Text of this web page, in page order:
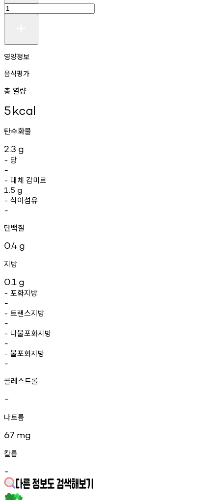
영양정보
음식평가
총 열량
5kcal
탄수화물
2.3 g
- 당
-
- 대체 감미료
1.5 g
- 식이섬유
-
단백질
0.4 g
지방
0.1 g
- 포화지방
-
- 트랜스지방
-
- 다불포화지방
-
- 불포화지방
-
콜레스트롤
-
나트륨
67 mg
칼륨
-